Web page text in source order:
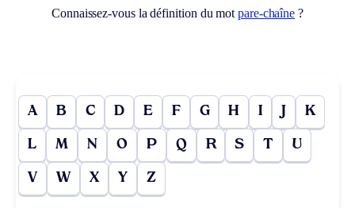
Connaissez-vous la définition du motpare-chaîne ?
A B C D E F G H I J K
L M N O P Q R S T U
V W X Y Z